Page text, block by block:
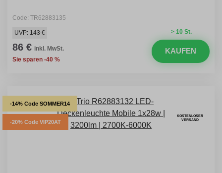
Code: TR62883135
> 10 St.
UVP: 143 €
86 € inkl. MwSt.
Sie sparen -40 %
KAUFEN
-14% Code SOMMER14
-20% Code VIP20AT
KOSTENLOSER
VERSAND